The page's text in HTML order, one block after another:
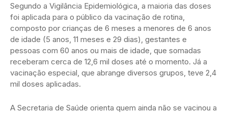
Segundo a Vigilância Epidemiológica, a maioria das doses
foi aplicada para o público da vacinação de rotina,
composto por crianças de 6 meses a menores de 6 anos
de idade (5 anos, 11 meses e 29 dias), gestantes e
pessoas com 60 anos ou mais de idade, que somadas
receberam cerca de 12,6 mil doses até o momento. Já a
vacinação especial, que abrange diversos grupos, teve 2,4
mil doses aplicadas.
A Secretaria de Saúde orienta quem ainda não se vacinou a